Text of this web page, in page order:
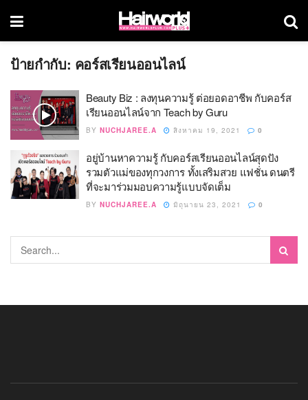
ป้ายกำกับ: คอร์สเรียนออนไลน์
Beauty Biz : ลงทุนความรู้ ต่อยอดอาชีพ กับคอร์ส
เรียนออนไลน์จาก Teach by Guru
BY NUCHJAREE.A สิงหาคม 19, 2021 0
อยู่บ้านหาความรู้ กับคอร์สเรียนออนไลน์สุดปัง
รวมตัวแม่ของทุกวงการ ทั้งเสริมสวย แฟชั่น ดนตรี
ที่จะมาร่วมมอบความรู้แบบจัดเต็ม
BY NUCHJAREE.A มิถุนายน 23, 2021 0